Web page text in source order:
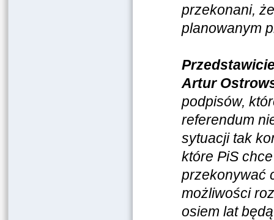
przekonani,
planowanym
Artur
podpisów,
referendum
sytuacji tak
które PiS
przekonywać
możliwości
osiem lat